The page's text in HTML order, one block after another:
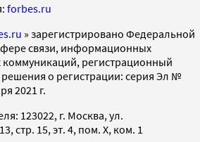
forbes.ru
» зарегистрировано Федеральной
связи, информационных
коммуникаций, регистрационный
о регистрации: серия Эл №
2021 г.
123022, г. Москва, ул.
стр. 15, эт. 4, пом. X, ком. 1